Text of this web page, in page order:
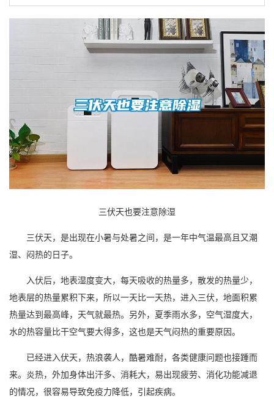
三伏天也要注意除湿
三伏天，是出现在小暑与处暑之间，是一年中气温最高且又潮
湿、闷热的日子。
入伏后，地表湿度变大，每天吸收的热量多，散发的热量少，
地表层的热量累积下来，所以一天比一天热，进入三伏，地面积累
热量达到最高峰，天气就最热。另外，夏季雨水多， 空气湿度大，
水的热容量比干空气要大得多，这也是天气闷热的重要原因。
已经进入伏天，热浪袭人，酷暑难耐，各类健康问题也接踵而
来。炎热，外加身体出汗多、消耗大，易出现疲劳、消化功能减退
的情况，很容易导致免疫力降低，引起疾病。